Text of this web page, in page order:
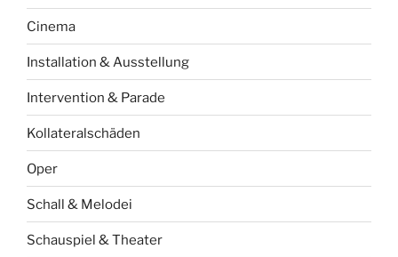
Cinema
Installation & Ausstellung
Intervention & Parade
Kollateralschäden
Oper
Schall & Melodei
Schauspiel & Theater